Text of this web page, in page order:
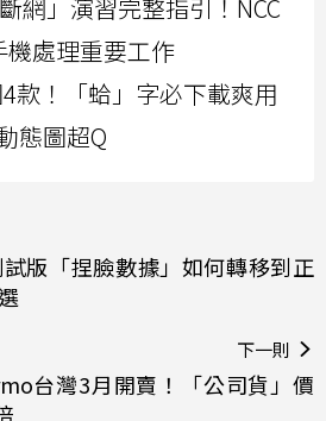
網」演習完整指引！NCC
處理重要工作
款！「蛤」字必下載爽用
態圖超Q
試版「捏臉數據」如何轉移到正
下一則
台灣3月開賣！「公司貨」價